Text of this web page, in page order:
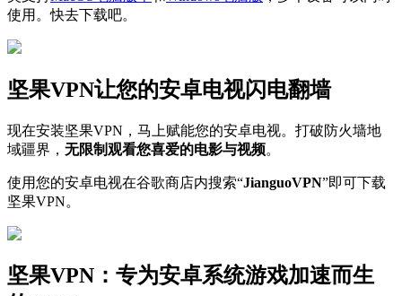
使用。快去下载吧。
坚果VPN让您的安卓电视闪电翻墙
现在安装坚果VPN，马上赋能您的安卓电视。打破防火墙地
域疆界， 无限制观看您喜爱的电影与视频。
使用您的安卓电视在谷歌商店内搜索“JianguoVPN”即可下载
坚果VPN。
坚果VPN：专为安卓系统游戏加速而生